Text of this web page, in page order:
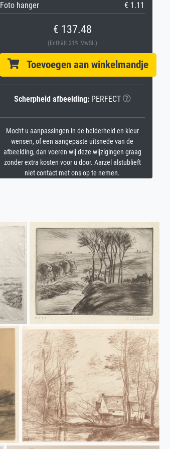
Foto hanger
€ 1.11
€ 137.48
(Enthält 21% MwSt.)
Toevoegen aan winkelmandje
Scherpheid afbeelding:PERFECT
Mocht u aanpassingen in de helderheid en kleur
wensen, of een aangepaste uitsnede van de
afbeelding, dan voeren wij deze wijzigingen graag
zonder extra kosten voor u door. Aarzel alstublieft
niet contact met ons op te nemen.